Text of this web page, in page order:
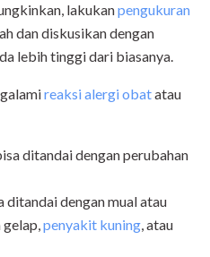
lakukanpengukuran
dan diskusikan dengan
lebih tinggi dari biasanya.
reaksi alergi obatatau
ditandai dengan perubahan
ditandai dengan mual atau
gelap,penyakit kuning, atau